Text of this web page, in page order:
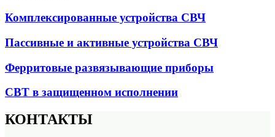
Комплексированные устройства СВЧ
Пассивные и активные устройства СВЧ
Ферритовые развязывающие приборы
СВТ в защищенном исполнении
КОНТАКТЫ